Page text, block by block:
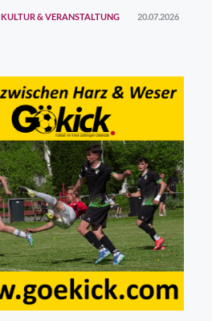
KULTUR & VERANSTALTUNG 20.07.2026